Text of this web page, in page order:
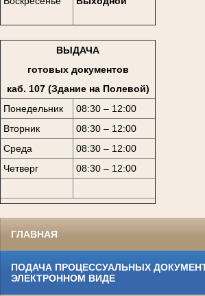
ВЫДАЧА
готовых документов
каб. 107 (Здание на Полевой)
Понедельник
08:30 – 12:00
Вторник
08:30 – 12:00
Среда
08:30 – 12:00
Четверг
08:30 – 12:00
ГЛАВНАЯ
ПОДАЧА ПРОЦЕССУАЛЬНЫХ
ЭЛЕКТРОННОМ ВИДЕ